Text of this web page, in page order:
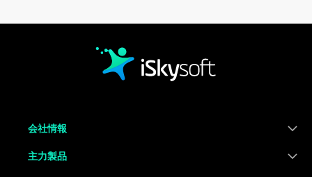
会社情報
主力製品